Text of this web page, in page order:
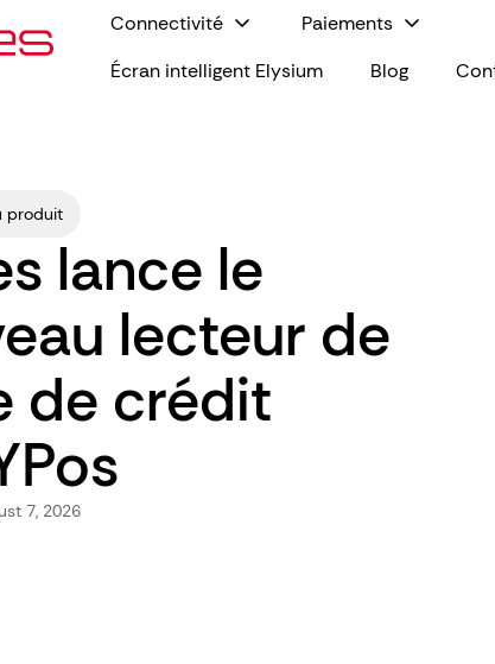
Connectivité
Paiements
Écran intelligent Elysium
Blog
produit
lance le
lecteur de
de crédit
7, 2026